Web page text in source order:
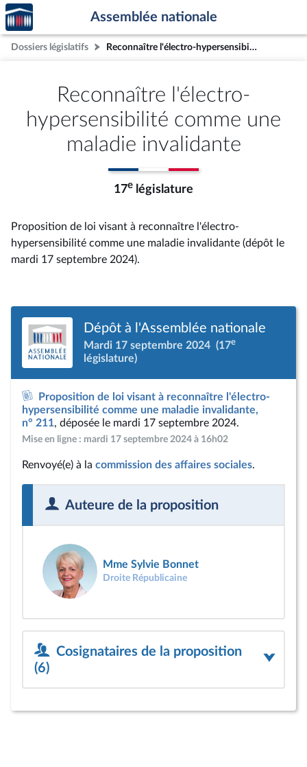
Aller au contenu
Aller en bas de la page
Accèder
à la
page
d'accueil
Assemblée nationale
Dossiers législatifs Reconnaître l'électro-hypersensibilité comme une maladie invalidante
Reconnaître l'électro-
hypersensibilité comme une
maladie invalidante
17e législature
Proposition de loi visant à reconnaître l'électro-
hypersensibilité comme une maladie invalidante (dépôt le
mardi 17 septembre 2024).
Dépôt à l'Assemblée nationale
Mardi 17 septembre 2024 (17e
législature)
Proposition de loi visant à reconnaître l'électro-
hypersensibilité comme une maladie invalidante,
n° 211, déposée le mardi 17 septembre 2024.
Mise en ligne : mardi 17 septembre 2024 à 16h02
Renvoyé(e) à la commission des affaires sociales.
Auteure de la proposition
Mme Sylvie Bonnet
Droite Républicaine
Cosignataires de la proposition
(6)